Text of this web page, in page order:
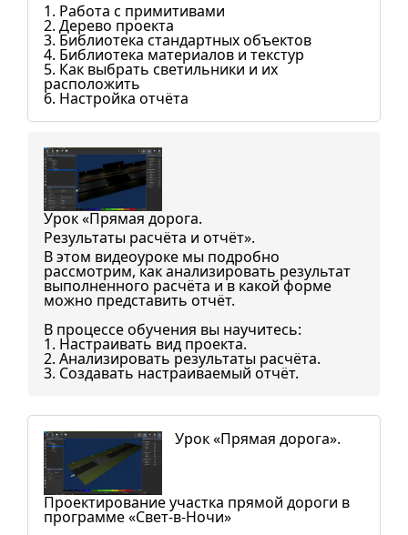
1. Работа с примитивами
2. Дерево проекта
3. Библиотека стандартных объектов
4. Библиотека материалов и текстур
5. Как выбрать светильники и их
расположить
6. Настройка отчёта
Урок «Прямая дорога.
Результаты расчёта и отчёт».
В этом видеоуроке мы подробно
рассмотрим, как анализировать результат
выполненного расчёта и в какой форме
можно представить отчёт.
В процессе обучения вы научитесь:
1. Настраивать вид проекта.
2. Анализировать результаты расчёта.
3. Создавать настраиваемый отчёт.
Урок «Прямая дорога».
Проектирование участка прямой дороги в
программе «Свет-в-Ночи»